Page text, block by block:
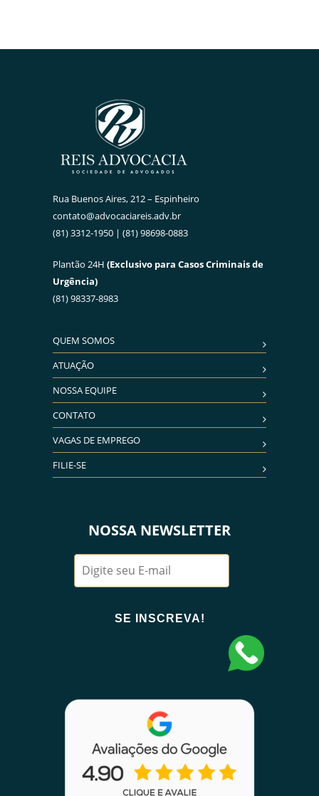
Rua Buenos Aires, 212 – Espinheiro
contato@advocaciareis.adv.br
(81) 3312-1950 | (81) 98698-0883
Plantão 24H (Exclusivo para Casos Criminais de
Urgência)
(81) 98337-8983
QUEM SOMOS
ATUAÇÃO
NOSSA EQUIPE
CONTATO
VAGAS DE EMPREGO
FILIE-SE
NOSSA NEWSLETTER